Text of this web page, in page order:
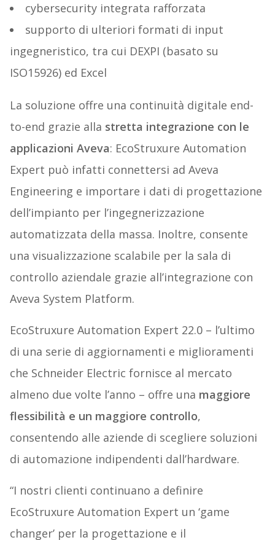
cybersecurity integrata rafforzata
supporto di ulteriori formati di input
ingegneristico, tra cui DEXPI (basato su
ISO15926) ed Excel
La soluzione offre una continuità digitale end-
to-end grazie alla stretta integrazione con le
applicazioni Aveva: EcoStruxure Automation
Expert può infatti connettersi ad Aveva
Engineering e importare i dati di progettazione
dell’impianto per l’ingegnerizzazione
automatizzata della massa. Inoltre, consente
una visualizzazione scalabile per la sala di
controllo aziendale grazie all’integrazione con
Aveva System Platform.
EcoStruxure Automation Expert 22.0 – l’ultimo
di una serie di aggiornamenti e miglioramenti
che Schneider Electric fornisce al mercato
almeno due volte l’anno – offre una maggiore
flessibilità e un maggiore controllo,
consentendo alle aziende di scegliere soluzioni
di automazione indipendenti dall’hardware.
“I nostri clienti continuano a definire
EcoStruxure Automation Expert un ‘game
changer’ per la progettazione e il